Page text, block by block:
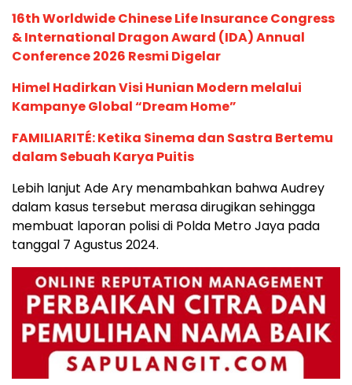
16th Worldwide Chinese Life Insurance Congress
& International Dragon Award (IDA) Annual
Conference 2026 Resmi Digelar
Himel Hadirkan Visi Hunian Modern melalui
Kampanye Global “Dream Home”
FAMILIARITÉ: Ketika Sinema dan Sastra Bertemu
dalam Sebuah Karya Puitis
Lebih lanjut Ade Ary menambahkan bahwa Audrey
dalam kasus tersebut merasa dirugikan sehingga
membuat laporan polisi di Polda Metro Jaya pada
tanggal 7 Agustus 2024.